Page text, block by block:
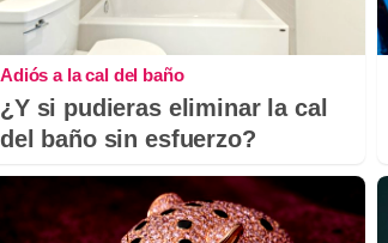
Adiós a la cal del baño
¿Y si pudieras eliminar la cal
del baño sin esfuerzo?